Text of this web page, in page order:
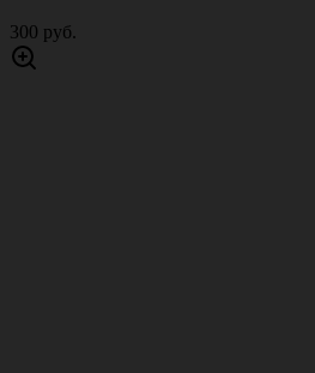
300 руб.